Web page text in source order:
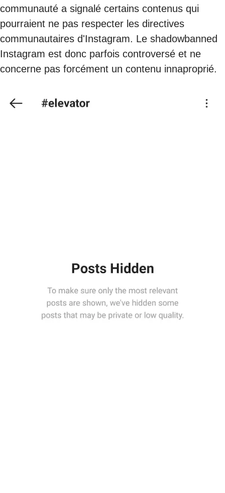
communauté a signalé certains contenus qui
pourraient ne pas respecter les directives
communautaires d'Instagram. Le shadowbanned
Instagram est donc parfois controversé et ne
concerne pas forcément un contenu innaproprié.